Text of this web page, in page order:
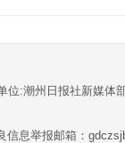
位:潮州日报社新媒体
信息举报邮箱：